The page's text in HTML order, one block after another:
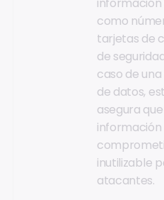
como
tarjetas de
de
caso de
de datos,
asegura
información
inutilizable
atacantes.